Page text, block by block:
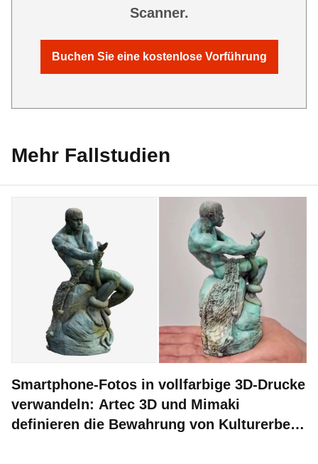
Scanner.
Buchen Sie eine kostenlose Vorführung
Mehr Fallstudien
Smartphone-Fotos in vollfarbige 3D-Drucke
verwandeln: Artec 3D und Mimaki
definieren die Bewahrung von Kulturerbe